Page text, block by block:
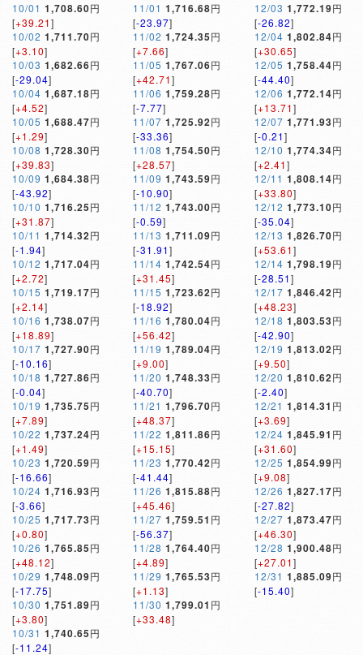
10/01 1,708.60円
[+39.21]
10/02 1,711.70円
[+3.10]
10/03 1,682.66円
[-29.04]
10/04 1,687.18円
[+4.52]
10/05 1,688.47円
[+1.29]
10/08 1,728.30円
[+39.83]
10/09 1,684.38円
[-43.92]
10/10 1,716.25円
[+31.87]
10/11 1,714.32円
[-1.94]
10/12 1,717.04円
[+2.72]
10/15 1,719.17円
[+2.14]
10/16 1,738.07円
[+18.89]
10/17 1,727.90円
[-10.16]
10/18 1,727.86円
[-0.04]
10/19 1,735.75円
[+7.89]
10/22 1,737.24円
[+1.49]
10/23 1,720.59円
[-16.66]
10/24 1,716.93円
[-3.66]
10/25 1,717.73円
[+0.80]
10/26 1,765.85円
[+48.12]
10/29 1,748.09円
[-17.75]
10/30 1,751.89円
[+3.80]
10/31 1,740.65円
[-11.24]
11/01 1,716.68円
[-23.97]
11/02 1,724.35円
[+7.66]
11/05 1,767.06円
[+42.71]
11/06 1,759.28円
[-7.77]
11/07 1,725.92円
[-33.36]
11/08 1,754.50円
[+28.57]
11/09 1,743.59円
[-10.90]
11/12 1,743.00円
[-0.59]
11/13 1,711.09円
[-31.91]
11/14 1,742.54円
[+31.45]
11/15 1,723.62円
[-18.92]
11/16 1,780.04円
[+56.42]
11/19 1,789.04円
[+9.00]
11/20 1,748.33円
[-40.70]
11/21 1,796.70円
[+48.37]
11/22 1,811.86円
[+15.15]
11/23 1,770.42円
[-41.44]
11/26 1,815.88円
[+45.46]
11/27 1,759.51 円
[-56.37]
11/28 1,764.40円
[+4.89]
11/29 1,765.53円
[+1.13]
11/30 1,799.01 円
[+33.48]
12/03 1,772.19円
[-26.82]
12/04 1,802.84円
[+30.65]
12/05 1,758.44円
[-44.40]
12/06 1,772.14円
[+13.71]
12/07 1,771.93円
[-0.21]
12/10 1,774.34円
[+2.41]
12/11 1,808.14円
[+33.80]
12/12 1,773.10円
[-35.04]
12/13 1,826.70円
[+53.61]
12/14 1,798.19円
[-28.51]
12/17 1,846.42円
[+48.23]
12/18 1,803.53円
[-42.90]
12/19 1,813.02円
[+9.50]
12/20 1,810.62円
[-2.40]
12/21 1,814.31 円
[+3.69]
12/24 1,845.91 円
[+31.60]
12/25 1,854.99円
[+9.08]
12/26 1,827.17円
[-27.82]
12/27 1,873.47円
[+46.30]
12/28 1,900.48円
[+27.01]
12/31 1,885.09円
[-15.40]